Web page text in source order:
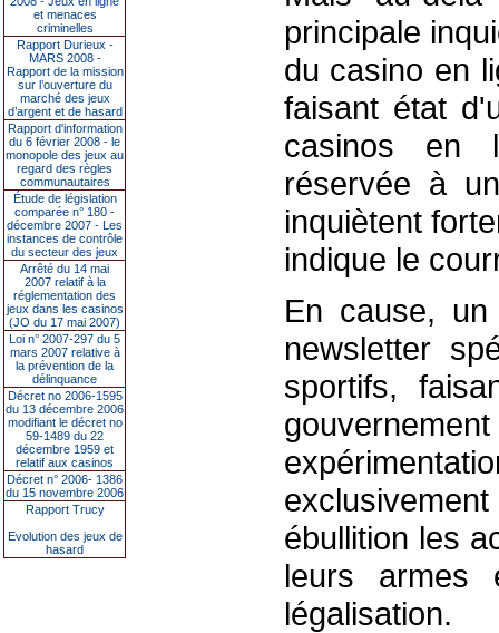
et menaces
criminelles
Rapport Durieux -
MARS 2008 -
Rapport de la mission
sur l’ouverture du
marché des jeux
d’argent et de hasard
Rapport d'information
du 6 février 2008 - le
monopole des jeux au
regard des règles
communautaires
Étude de législation
comparée n° 180 -
décembre 2007 - Les
instances de contrôle
du secteur des jeux
Arrêté du 14 mai
2007 relatif à la
réglementation des
jeux dans les casinos
(JO du 17 mai 2007)
Loi n° 2007-297 du 5
mars 2007 relative à
la prévention de la
délinquance
Décret no 2006-1595
du 13 décembre 2006
modifiant le décret no
59-1489 du 22
décembre 1959 et
relatif aux casinos
Décret n° 2006- 1386
du 15 novembre 2006
Rapport Trucy
Evolution des jeux de
hasard
principale
du casino en
faisant état
casinos en
réservée à
inquiètent
indique le
En cause,
newsletter
sportifs,
ébullition les
leurs armes
légalisation.